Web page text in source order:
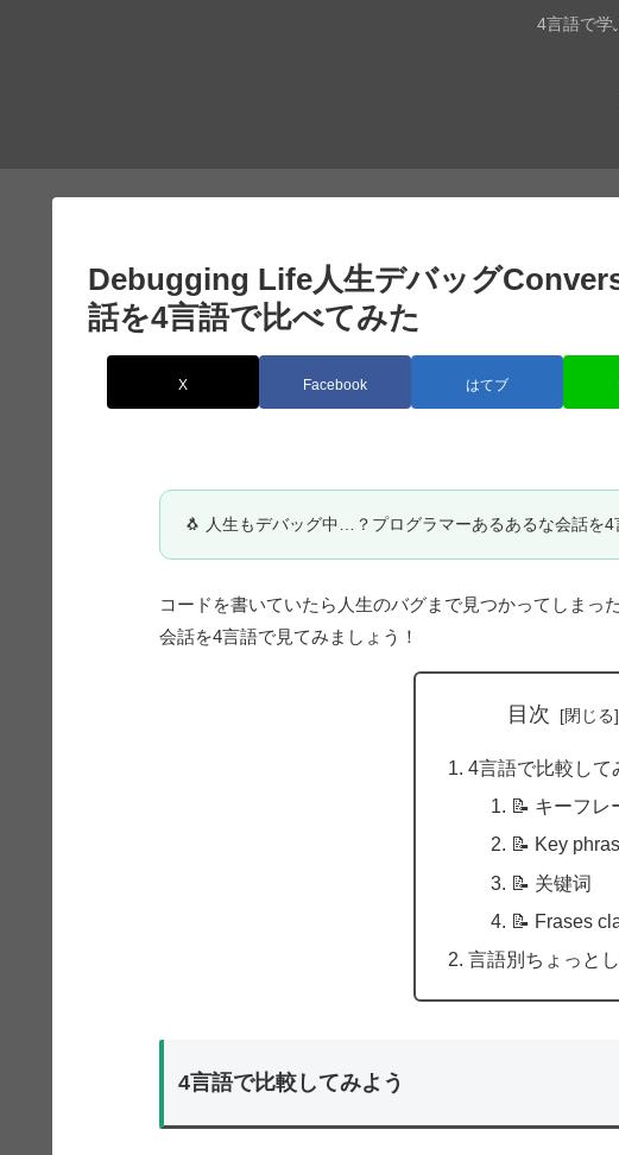
4言語で学
Debugging Life人生デバッグ
話を4言語で比べてみた
X Facebook はてブ
🐧 人生もデバッグ中…？プログラマーあるあるな会話を4
コードを書いていたら人生のバグまで見つかってしま
会話を4言語で見てみましょう！
目次
4言語で比較して
📝 キーフレ
📝 Key
📝 关键词
📝 Frases
言語別ちょっと
4言語で比較してみよう